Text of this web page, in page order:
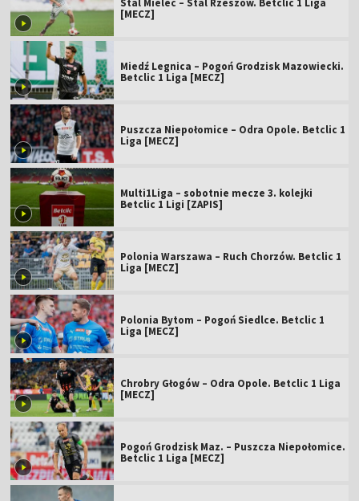
[MECZ]
Miedź Legnica – Pogoń Grodzisk Mazowiecki.
Betclic 1 Liga [MECZ]
Puszcza Niepołomice – Odra Opole. Betclic 1
Liga [MECZ]
Multi1Liga – sobotnie mecze 3. kolejki
Betclic 1 Ligi [ZAPIS]
Polonia Warszawa – Ruch Chorzów. Betclic 1
Liga [MECZ]
Polonia Bytom – Pogoń Siedlce. Betclic 1
Liga [MECZ]
Chrobry Głogów – Odra Opole. Betclic 1 Liga
[MECZ]
Pogoń Grodzisk Maz. – Puszcza Niepołomice.
Betclic 1 Liga [MECZ]